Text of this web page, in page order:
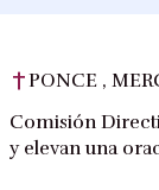
PONCE ,
Comisión
y elevan una